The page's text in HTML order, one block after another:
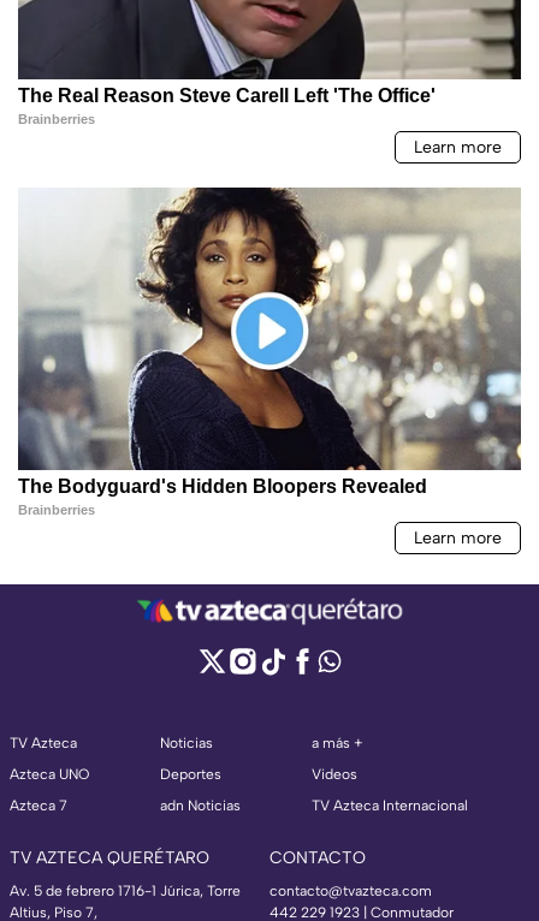
TV Azteca
Azteca UNO
Azteca 7
Noticias
Deportes
adn Noticias
a más +
Videos
TV Azteca Internacional
TV AZTECA QUERÉTARO
Av. 5 de febrero 1716-1 Júrica, Torre
Altius, Piso 7,
CONTACTO
contacto@tvazteca.com
442 229 1923 | Conmutador